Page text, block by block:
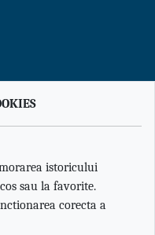
istoricului
sau la favorite.
corecta a